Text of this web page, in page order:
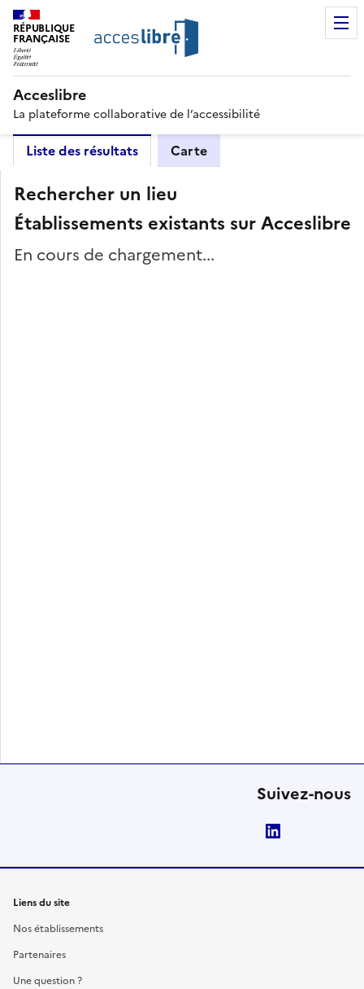
RÉPUBLIQUE
FRANÇAISE
Acceslibre
La plateforme collaborative de l’accessibilité
Liste des résultats Carte
Rechercher un lieu
Établissements existants sur Acceslibre
En cours de chargement...
Suivez-nous
Liens du site
Nos établissements
Partenaires
Une question ?